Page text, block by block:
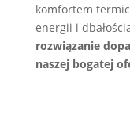
komfortem
energii i
rozwiązanie
naszej bogatej